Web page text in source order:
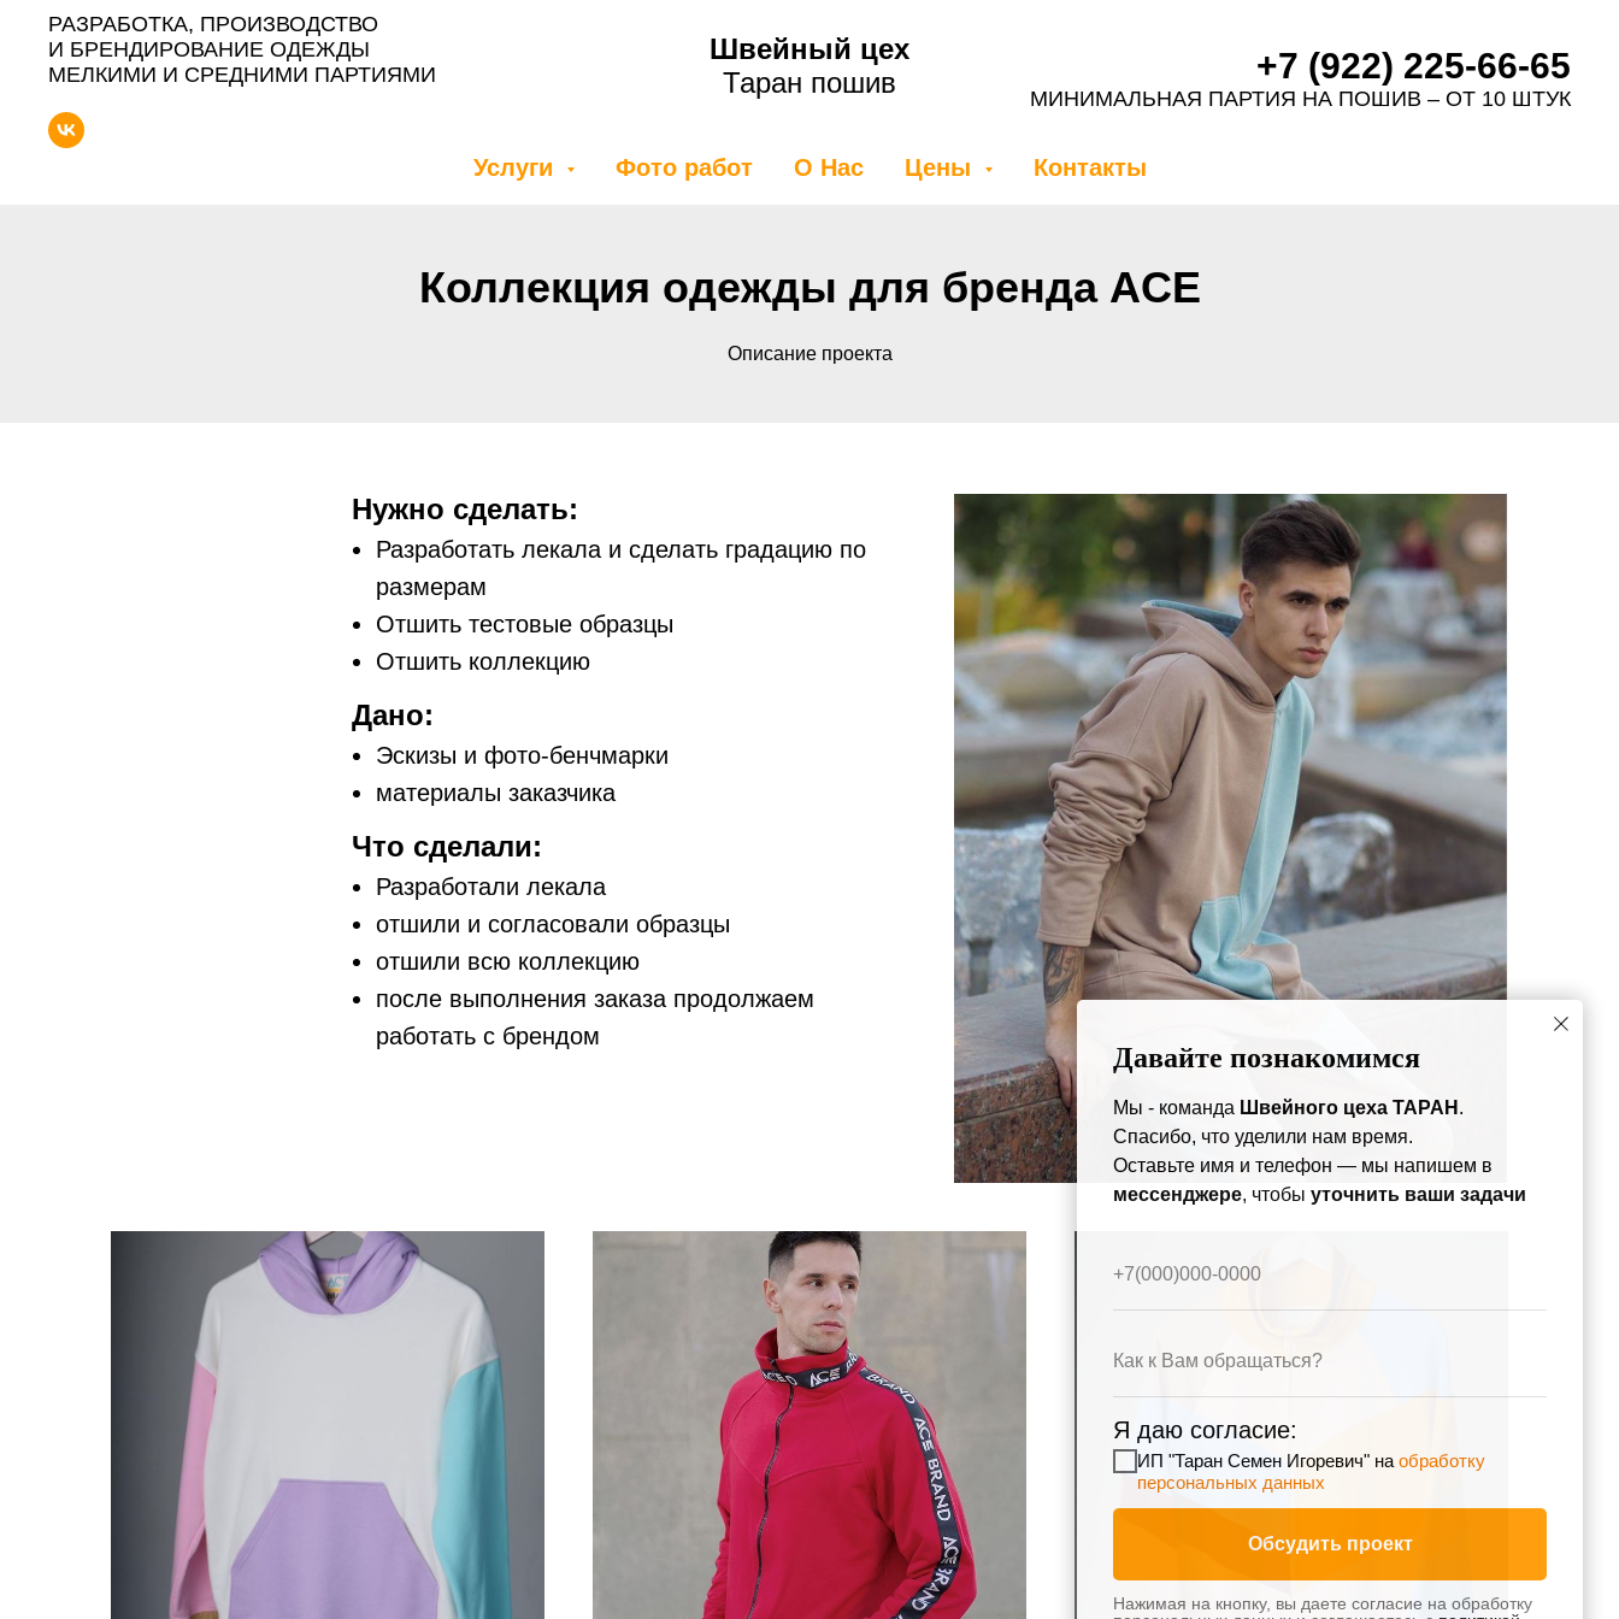
Швейный цех
Таран пошив
РАЗРАБОТКА, ПРОИЗВОДСТВО
И БРЕНДИРОВАНИЕ ОДЕЖДЫ
МЕЛКИМИ И СРЕДНИМИ ПАРТИЯМИ
+7 (922) 225-66-65
МИНИМАЛЬНАЯ ПАРТИЯ НА ПОШИВ – ОТ 10 ШТУК
Услуги Фото работ О Нас Цены Контакты
Коллекция одежды для бренда ACE
Описание проекта
Нужно сделать:
Разработать лекала и сделать градацию по
размерам
Отшить тестовые образцы
Отшить коллекцию
Дано:
Эскизы и фото-бенчмарки
материалы заказчика
Что сделали:
Разработали лекала
отшили и согласовали образцы
отшили всю коллекцию
после выполнения заказа продолжаем
работать с брендом
Давайте познакомимся
Мы - команда Швейного цеха ТАРАН .
Спасибо, что уделили нам время.
Оставьте имя и телефон — мы напишем в
мессенджере, чтобы уточнить ваши задачи
+7(000)000-0000
Как к Вам обращаться?
Я даю согласие:
ИП "Таран Семен Игоревич" наобработку
персональных данных
Обсудить проект
Нажимая на кнопку, вы даете согласие на обработку